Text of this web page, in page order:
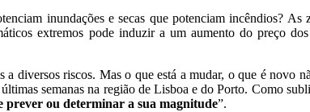
inundações e secas que potenciam incêndios?
extremos pode induzir a um aumento do preço dos
diversos riscos. Mas o que está a mudar, o que é novo
semanas na região de Lisboa e do Porto. Como
prever ou determinar a sua magnitude”.